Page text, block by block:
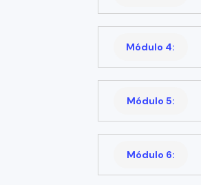
Módulo 4:
Módulo 5:
Módulo 6: